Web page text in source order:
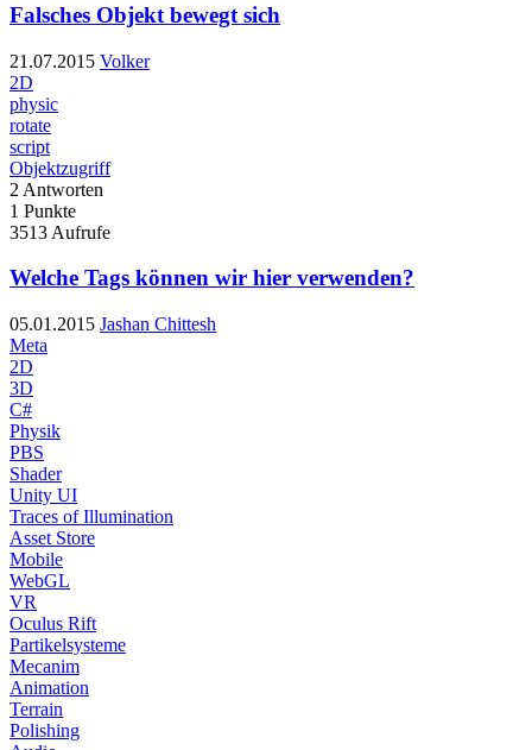
Falsches Objekt bewegt sich
21.07.2015 Volker
2D
physic
rotate
script
Objektzugriff
2 Antworten
1 Punkte
3513 Aufrufe
Welche Tags können wir hier verwenden?
05.01.2015 Jashan Chittesh
Meta
2D
3D
C#
Physik
PBS
Shader
Unity UI
Traces of Illumination
Asset Store
Mobile
WebGL
VR
Oculus Rift
Partikelsysteme
Mecanim
Animation
Terrain
Polishing